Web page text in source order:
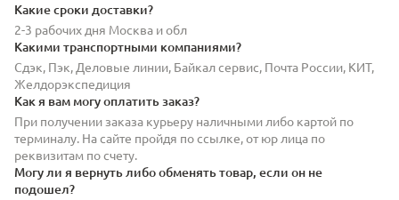
Какие сроки доставки?
2-3 рабочих дня Москва и обл
Какими транспортными компаниями?
Сдэк, Пэк, Деловые линии, Байкал сервис, Почта России, КИТ,
Желдорэкспедиция
Как я вам могу оплатить заказ?
При получении заказа курьеру наличными либо картой по
терминалу. На сайте пройдя по ссылке, от юр лица по
реквизитам по счету.
Могу ли я вернуть либо обменять товар, если он не
подошел?